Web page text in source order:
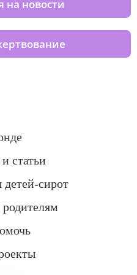
на новости
статьи
сирот